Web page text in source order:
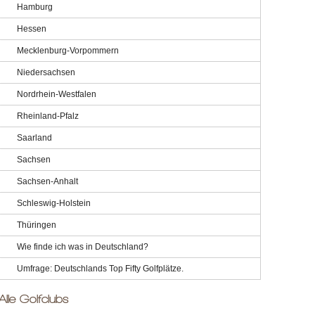
Hamburg
Hessen
Mecklenburg-Vorpommern
Niedersachsen
Nordrhein-Westfalen
Rheinland-Pfalz
Saarland
Sachsen
Sachsen-Anhalt
Schleswig-Holstein
Thüringen
Wie finde ich was in Deutschland?
Umfrage: Deutschlands Top Fifty Golfplätze.
Golfclubs